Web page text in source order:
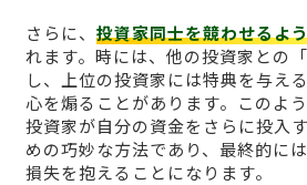
さらに、 投資家同士を競わせるよ
れます。時には、他の投資家との
し、上位の投資家には特典を与え
心を煽ることがあります。このよ
投資家が自分の資金をさらに投入
めの巧妙な方法であり、最終的に
損失を抱えることになります。